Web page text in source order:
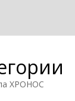
ХРОНОС